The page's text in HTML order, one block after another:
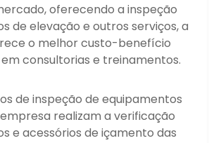
oferecendo a inspeção
de elevação e outros serviços, a
o melhor custo-benefício
consultorias e treinamentos.
de inspeção de equipamentos
realizam a verificação
e acessórios de içamento das